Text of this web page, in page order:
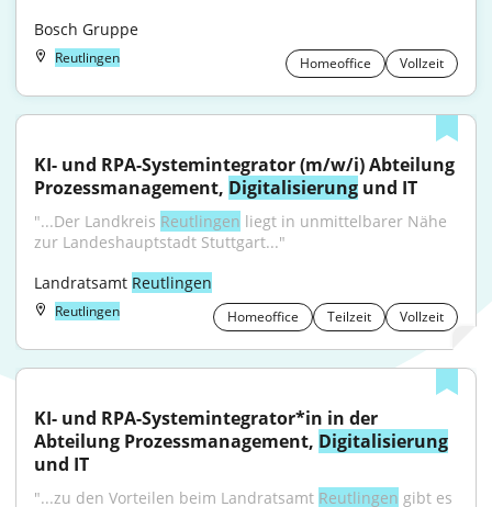
Bosch Gruppe
Reutlingen Homeoffice Vollzeit
KI- und RPA-Systemintegrator (m/w/i) Abteilung
Prozessmanagement, Digitalisierung und IT
"...Der Landkreis Reutlingen liegt in unmittelbarer Nähe
zur Landeshauptstadt Stuttgart..."
Landratsamt Reutlingen
Reutlingen Homeoffice Teilzeit Vollzeit
KI- und RPA-Systemintegrator*in in der
Abteilung Prozessmanagement, Digitalisierung
und IT
"...zu den Vorteilen beim Landratsamt Reutlingen gibt es